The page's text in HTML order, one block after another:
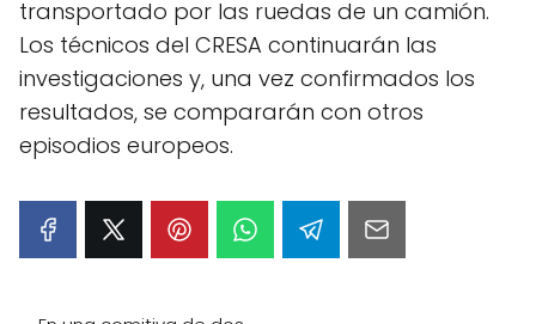
transportado por las ruedas de un camión.
Los técnicos del CRESA continuarán las
investigaciones y, una vez confirmados los
resultados, se compararán con otros
episodios europeos.